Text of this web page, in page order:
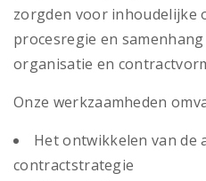
zorgden voor inhoudelijke
procesregie en
organisatie en
Onze werkzaamheden
Het ontwikkelen van de
contractstrategie